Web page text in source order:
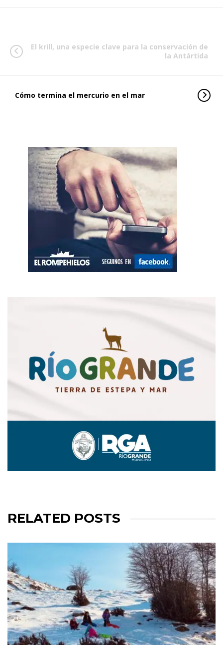
El krill, una especie clave para la conservación de
la Antártida
Cómo termina el mercurio en el mar
RELATED POSTS